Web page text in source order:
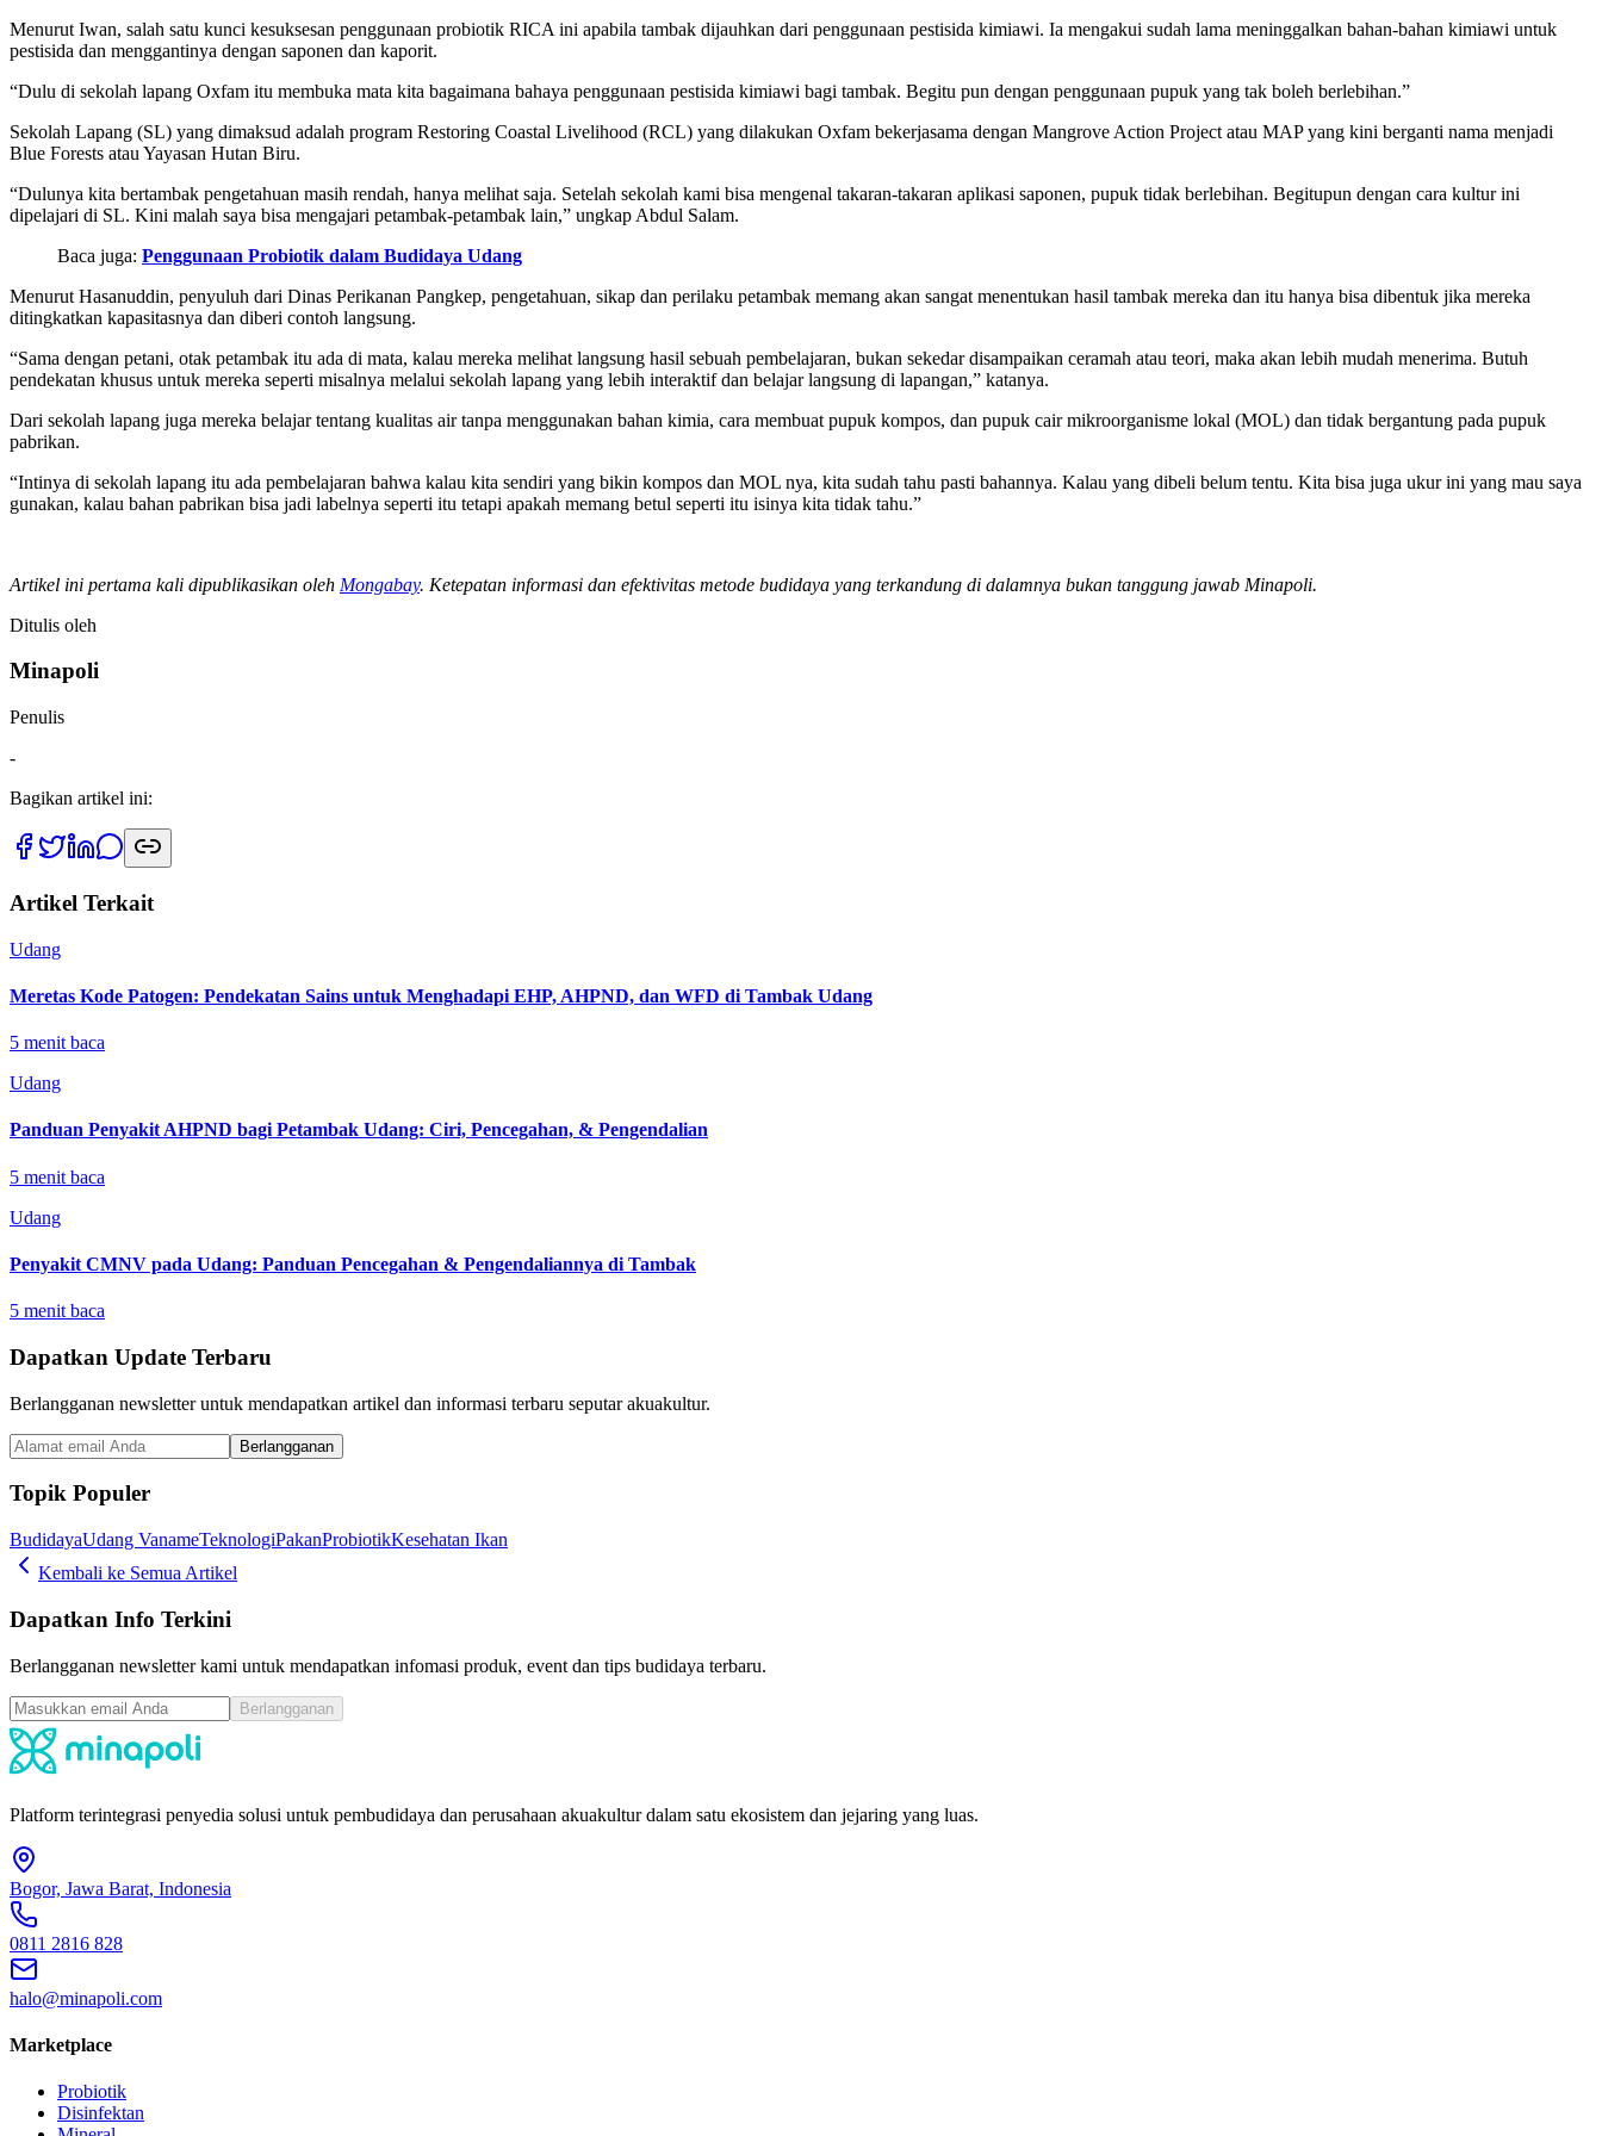
Menurut Iwan, salah satu kunci kesuksesan penggunaan probiotik RICA ini apabila tambak dijauhkan dari penggunaan pestisida kimiawi. Ia mengakui sudah lama meninggalkan bahan-bahan kimiawi untuk
pestisida dan menggantinya dengan saponen dan kaporit.
“Dulu di sekolah lapang Oxfam itu membuka mata kita bagaimana bahaya penggunaan pestisida kimiawi bagi tambak. Begitu pun dengan penggunaan pupuk yang tak boleh berlebihan.”
Sekolah Lapang (SL) yang dimaksud adalah program Restoring Coastal Livelihood (RCL) yang dilakukan Oxfam bekerjasama dengan Mangrove Action Project atau MAP yang kini berganti nama menjadi
Blue Forests atau Yayasan Hutan Biru.
“Dulunya kita bertambak pengetahuan masih rendah, hanya melihat saja. Setelah sekolah kami bisa mengenal takaran-takaran aplikasi saponen, pupuk tidak berlebihan. Begitupun dengan cara kultur ini
dipelajari di SL. Kini malah saya bisa mengajari petambak-petambak lain,” ungkap Abdul Salam.
Baca juga: Penggunaan Probiotik dalam Budidaya Udang
Menurut Hasanuddin, penyuluh dari Dinas Perikanan Pangkep, pengetahuan, sikap dan perilaku petambak memang akan sangat menentukan hasil tambak mereka dan itu hanya bisa dibentuk jika mereka
ditingkatkan kapasitasnya dan diberi contoh langsung.
“Sama dengan petani, otak petambak itu ada di mata, kalau mereka melihat langsung hasil sebuah pembelajaran, bukan sekedar disampaikan ceramah atau teori, maka akan lebih mudah menerima. Butuh
pendekatan khusus untuk mereka seperti misalnya melalui sekolah lapang yang lebih interaktif dan belajar langsung di lapangan,” katanya.
Dari sekolah lapang juga mereka belajar tentang kualitas air tanpa menggunakan bahan kimia, cara membuat pupuk kompos, dan pupuk cair mikroorganisme lokal (MOL) dan tidak bergantung pada pupuk
pabrikan.
“Intinya di sekolah lapang itu ada pembelajaran bahwa kalau kita sendiri yang bikin kompos dan MOL nya, kita sudah tahu pasti bahannya. Kalau yang dibeli belum tentu. Kita bisa juga ukur ini yang mau saya
gunakan, kalau bahan pabrikan bisa jadi labelnya seperti itu tetapi apakah memang betul seperti itu isinya kita tidak tahu.”
Artikel ini pertama kali dipublikasikan oleh Mongabay. Ketepatan informasi dan efektivitas metode budidaya yang terkandung di dalamnya bukan tanggung jawab Minapoli.
Ditulis oleh
Minapoli
Penulis
-
Bagikan artikel ini:
Artikel Terkait
Udang
Meretas Kode Patogen: Pendekatan Sains untuk Menghadapi EHP, AHPND, dan WFD di Tambak Udang
5 menit baca
Udang
Panduan Penyakit AHPND bagi Petambak Udang: Ciri, Pencegahan, & Pengendalian
5 menit baca
Udang
Penyakit CMNV pada Udang: Panduan Pencegahan & Pengendaliannya di Tambak
5 menit baca
Dapatkan Update Terbaru
Berlangganan newsletter untuk mendapatkan artikel dan informasi terbaru seputar akuakultur.
Berlangganan
Topik Populer
BudidayaUdang VanameTeknologiPakanProbiotikKesehatan Ikan
Kembali ke Semua Artikel
Dapatkan Info Terkini
Berlangganan newsletter kami untuk mendapatkan infomasi produk, event dan tips budidaya terbaru.
Berlangganan
Platform terintegrasi penyedia solusi untuk pembudidaya dan perusahaan akuakultur dalam satu ekosistem dan jejaring yang luas.
Bogor, Jawa Barat, Indonesia
0811 2816 828
halo@minapoli.com
Marketplace
Probiotik
Disinfektan